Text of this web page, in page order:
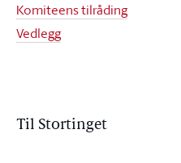
Komiteens tilråding
Vedlegg
Til Stortinget